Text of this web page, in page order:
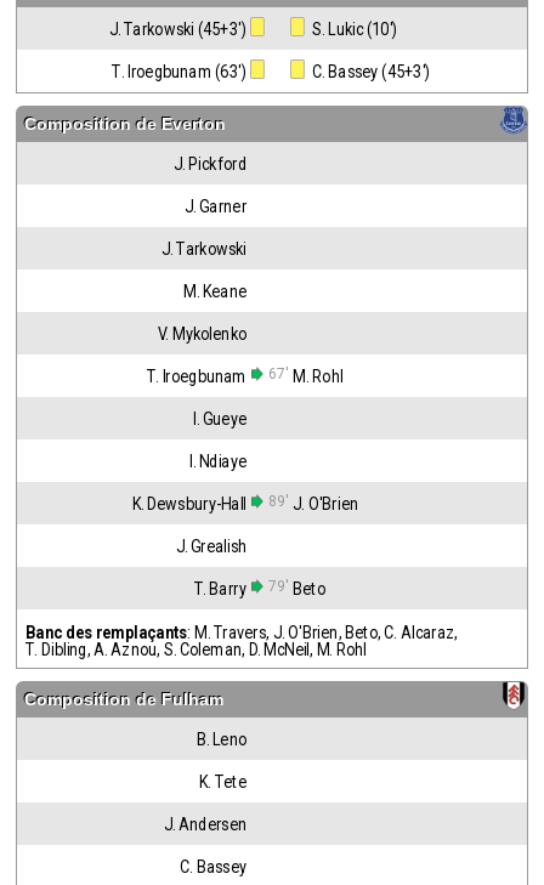
J. Tarkowski (45+3') S. Lukic (10')
T. Iroegbunam (63') C. Bassey (45+3')
Composition de Everton
J. Pickford
J. Garner
J. Tarkowski
M. Keane
V. Mykolenko
T. Iroegbunam 67' M. Rohl
I. Gueye
I. Ndiaye
K. Dewsbury-Hall 89' J. O'Brien
J. Grealish
T. Barry 79' Beto
Banc des remplaçants: M. Travers, J. O'Brien, Beto,C. Alcaraz,
T. Dibling, A. Aznou, S. Coleman, D. McNeil, M. Rohl
Composition de Fulham
B. Leno
K. Tete
J. Andersen
C. Bassey